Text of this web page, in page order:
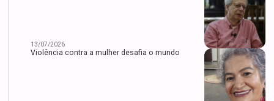
13/07/2026
Violência contra a mulher desafia o mundo